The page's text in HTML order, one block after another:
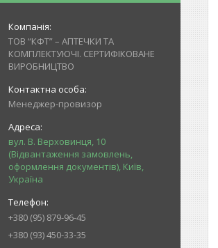
ТОВ “КФТ” – АПТЕЧКИ ТА
КОМПЛЕКТУЮЧІ. СЕРТИФІКОВАНЕ
ВИРОБНИЦТВО
Менеджер-провизор
вул. В. Верховинця, 10
(Відвантаження замовлень,
оформлення документів), Київ,
Україна
+380 (95) 879-96-45
+380 (93) 450-33-35